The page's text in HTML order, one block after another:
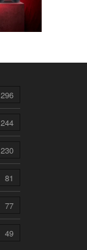
296
244
230
81
77
49